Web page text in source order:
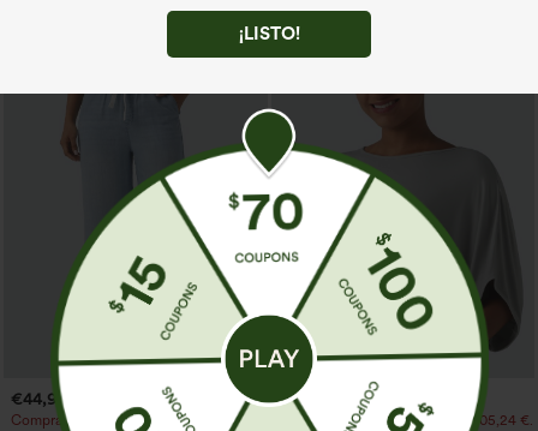
¡LISTO!
con cremallera, corte baggy y pierna
ancha
€44,95 EUR
€49,95 EUR
Compra 2 por 61,54 € o 4 por 123,08 €.
€26,95 EUR
Compra 3 por 52,62 € o 6 por 105,24 €.